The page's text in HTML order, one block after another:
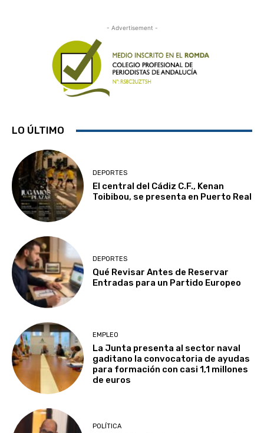
- Advertisement -
LO ÚLTIMO
DEPORTES
El central del Cádiz C.F., Kenan
Toibibou, se presenta en Puerto Real
DEPORTES
Qué Revisar Antes de Reservar
Entradas para un Partido Europeo
EMPLEO
La Junta presenta al sector naval
gaditano la convocatoria de ayudas
para formación con casi 1,1 millones
de euros
POLÍTICA